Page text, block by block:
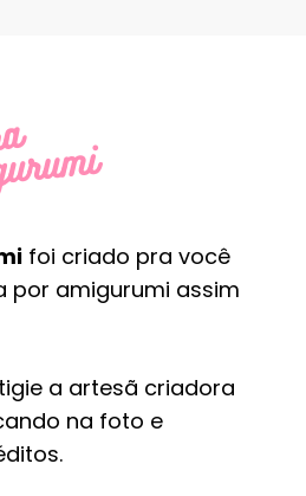
foi criado pra você
por amigurumi assim
a artesã criadora
na foto e